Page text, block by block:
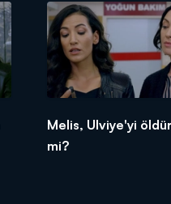
Melis, Ulviye'yi
mi?